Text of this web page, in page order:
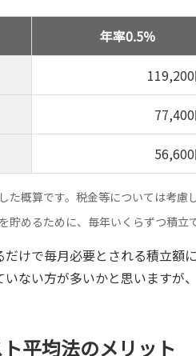
年率0.5％
た概算です。税金等については考慮
貯めるために、毎年いくらずつ積立
けで毎月必要とされる積立額
ない方が多いかと思いますが
ト平均法のメリット